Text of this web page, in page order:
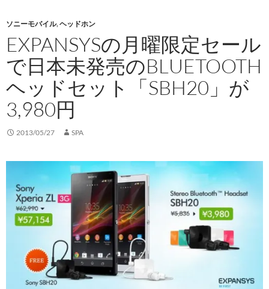
ソニーモバイル,ヘッドホン
EXPANSYSの月曜限定セール
で日本未発売のBLUETOOTH
ヘッドセット「SBH20」が
3,980円
2013/05/27 SPA